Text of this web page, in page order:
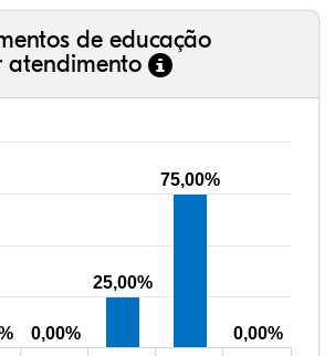
de educação
atendimento
0,00%
25,00%
75,00%
0,00%